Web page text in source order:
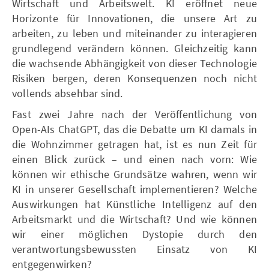
Wirtschaft und Arbeitswelt. KI eröffnet neue
Horizonte für Innovationen, die unsere Art zu
arbeiten, zu leben und miteinander zu interagieren
grundlegend verändern können. Gleichzeitig kann
die wachsende Abhängigkeit von dieser Technologie
Risiken bergen, deren Konsequenzen noch nicht
vollends absehbar sind.
Fast zwei Jahre nach der Veröffentlichung von
Open-AIs ChatGPT, das die Debatte um KI damals in
die Wohnzimmer getragen hat, ist es nun Zeit für
einen Blick zurück – und einen nach vorn: Wie
können wir ethische Grundsätze wahren, wenn wir
KI in unserer Gesellschaft implementieren? Welche
Auswirkungen hat Künstliche Intelligenz auf den
Arbeitsmarkt und die Wirtschaft? Und wie können
wir einer möglichen Dystopie durch den
verantwortungsbewussten Einsatz von KI
entgegenwirken?